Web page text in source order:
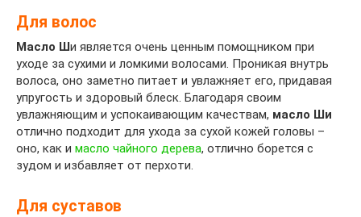
Для волос
Масло Ши является очень ценным помощником при
уходе за сухими и ломкими волосами. Проникая внутрь
волоса, оно заметно питает и увлажняет его, придавая
упругость и здоровый блеск. Благодаря своим
увлажняющим и успокаивающим качествам, масло Ши
отлично подходит для ухода за сухой кожей головы –
оно, как и масло чайного дерева, отлично борется с
зудом и избавляет от перхоти.
Для суставов